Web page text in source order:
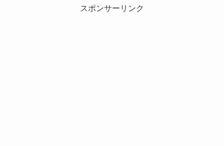
スポンサーリンク